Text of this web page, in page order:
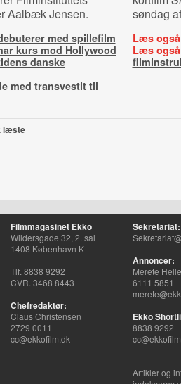
Aalbæk Jensen.
med spillefilm
kurs mod Hollywood
danske
med transvestit til
søndag
Læs
Læs
læste
Filmmagasinet Ekko
Wildersgade 32, 2. sal
1408 København K
Tlf. 8838 9292
CVR. 3468 8443
Chefredaktør:
Claus Christensen
2729 0011
cc@ekkofilm.dk
Sekretariat:
Annoncer:
Merete
6111 5851
Ekko
8838 9292
Artikler og